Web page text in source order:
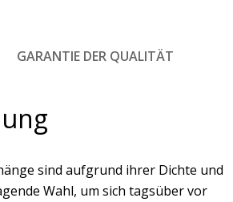
GARANTIE DER QUALITÄT
sind aufgrund ihrer Dichte und
Wahl, um sich tagsüber vor